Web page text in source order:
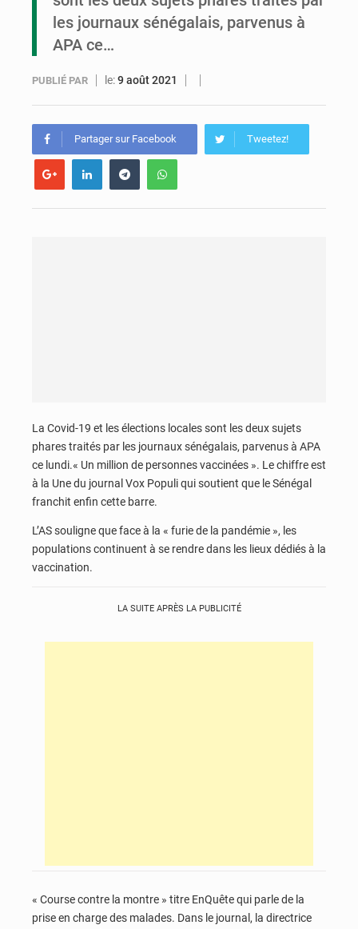
les journaux sénégalais, parvenus à
APA ce…
PUBLIÉ PAR le:9 août 2021
Partager sur Facebook Tweetez!
La Covid-19 et les élections locales sont les deux sujets
phares traités par les journaux sénégalais, parvenus à APA
ce lundi.« Un million de personnes vaccinées ». Le chiffre est
à la Une du journal Vox Populi qui soutient que le Sénégal
franchit enfin cette barre.
L’AS souligne que face à la « furie de la pandémie », les
populations continuent à se rendre dans les lieux dédiés à la
vaccination.
LA SUITE APRÈS LA PUBLICITÉ
« Course contre la montre » titre EnQuête qui parle de la
prise en charge des malades. Dans le journal, la directrice